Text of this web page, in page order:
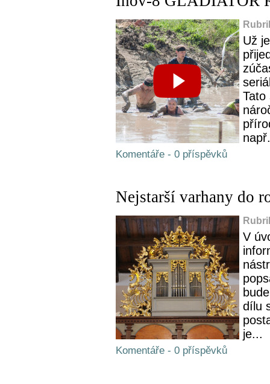
Už
Tato
Komentáře - 0 příspěvků
Nejstarší varhany do
V
dílu
je...
Komentáře - 0 příspěvků